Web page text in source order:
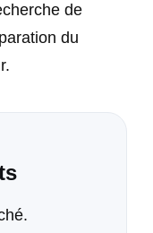
de
du